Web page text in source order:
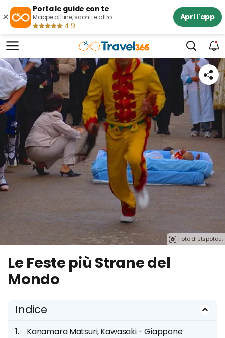
×
Porta le guide con te
Mappe offline, sconti e altro
4.9
Apri l'app
Foto di Jtspotau.
Le Feste più Strane del
Mondo
Indice
Kanamara Matsuri, Kawasaki - Giappone